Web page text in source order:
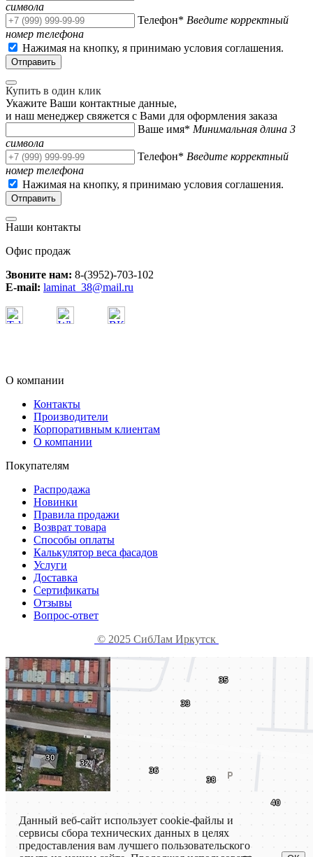
символа
Телефон* Введите корректный
номер телефона
Нажимая на кнопку, я принимаю условия соглашения.
Купить в один клик
Укажите Ваши контактные данные,
и наш менеджер свяжется с Вами для оформления заказа
Ваше имя* Минимальная длина 3
символа
Телефон* Введите корректный
номер телефона
Нажимая на кнопку, я принимаю условия соглашения.
Наши контакты
Офис продаж
Звоните нам: 8-(3952)-703-102
E-mail: laminat_38@mail.ru
О компании
Контакты
Производители
Корпоративным клиентам
О компании
Покупателям
Распродажа
Новинки
Правила продажи
Возврат товара
Способы оплаты
Калькулятор веса фасадов
Услуги
Доставка
Сертификаты
Отзывы
Вопрос-ответ
© 2025 СибЛам Иркутск
Данный веб-сайт использует cookie-файлы и
сервисы сбора технических данных в целях
предоставления вам лучшего пользовательского